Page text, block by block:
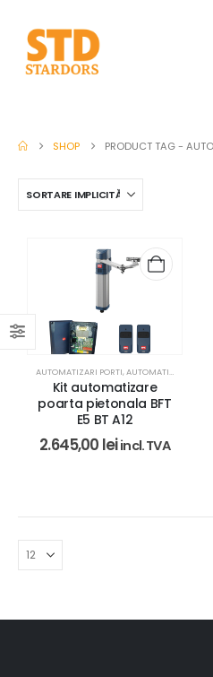
SHOP PRODUCT TAG -
AUTOMATIZARI PORTI,AUTOMATIZARI PORTI BFT
Kit automatizare
poarta pietonala BFT
E5 BT A12
2.645,00 leiincl. TVA